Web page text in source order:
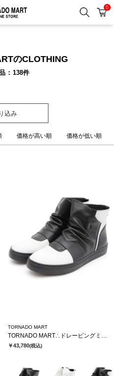
検索 カ
0
のCLOTHING
138件
込み
価格が高い順 価格が低い順
TORNADO MART
￥43,780(税込)